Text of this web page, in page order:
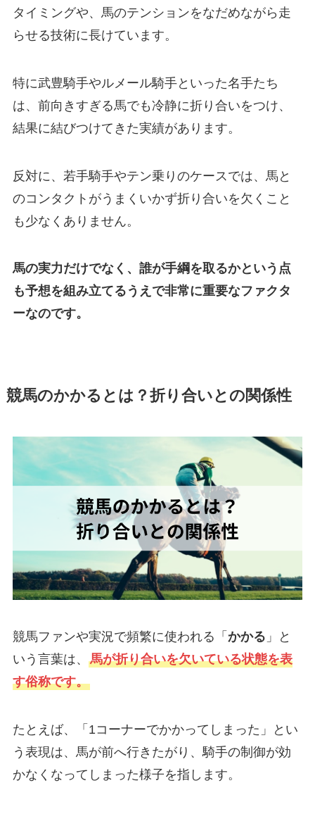
タイミングや、馬のテンションをなだめながら走
らせる技術に長けています。
特に武豊騎手やルメール騎手といった名手たち
は、前向きすぎる馬でも冷静に折り合いをつけ、
結果に結びつけてきた実績があります。
反対に、若手騎手やテン乗りのケースでは、馬と
のコンタクトがうまくいかず折り合いを欠くこと
も少なくありません。
馬の実力だけでなく、誰が手綱を取るかという点
も予想を組み立てるうえで非常に重要なファクタ
ーなのです。
競馬のかかるとは？折り合いとの関係性
競馬ファンや実況で頻繁に使われる「 かかる 」と
いう言葉は、 馬が折り合いを欠いている状態を表
す俗称です。
たとえば、「1コーナーでかかってしまった」とい
う表現は、馬が前へ行きたがり、騎手の制御が効
かなくなってしまった様子を指します。